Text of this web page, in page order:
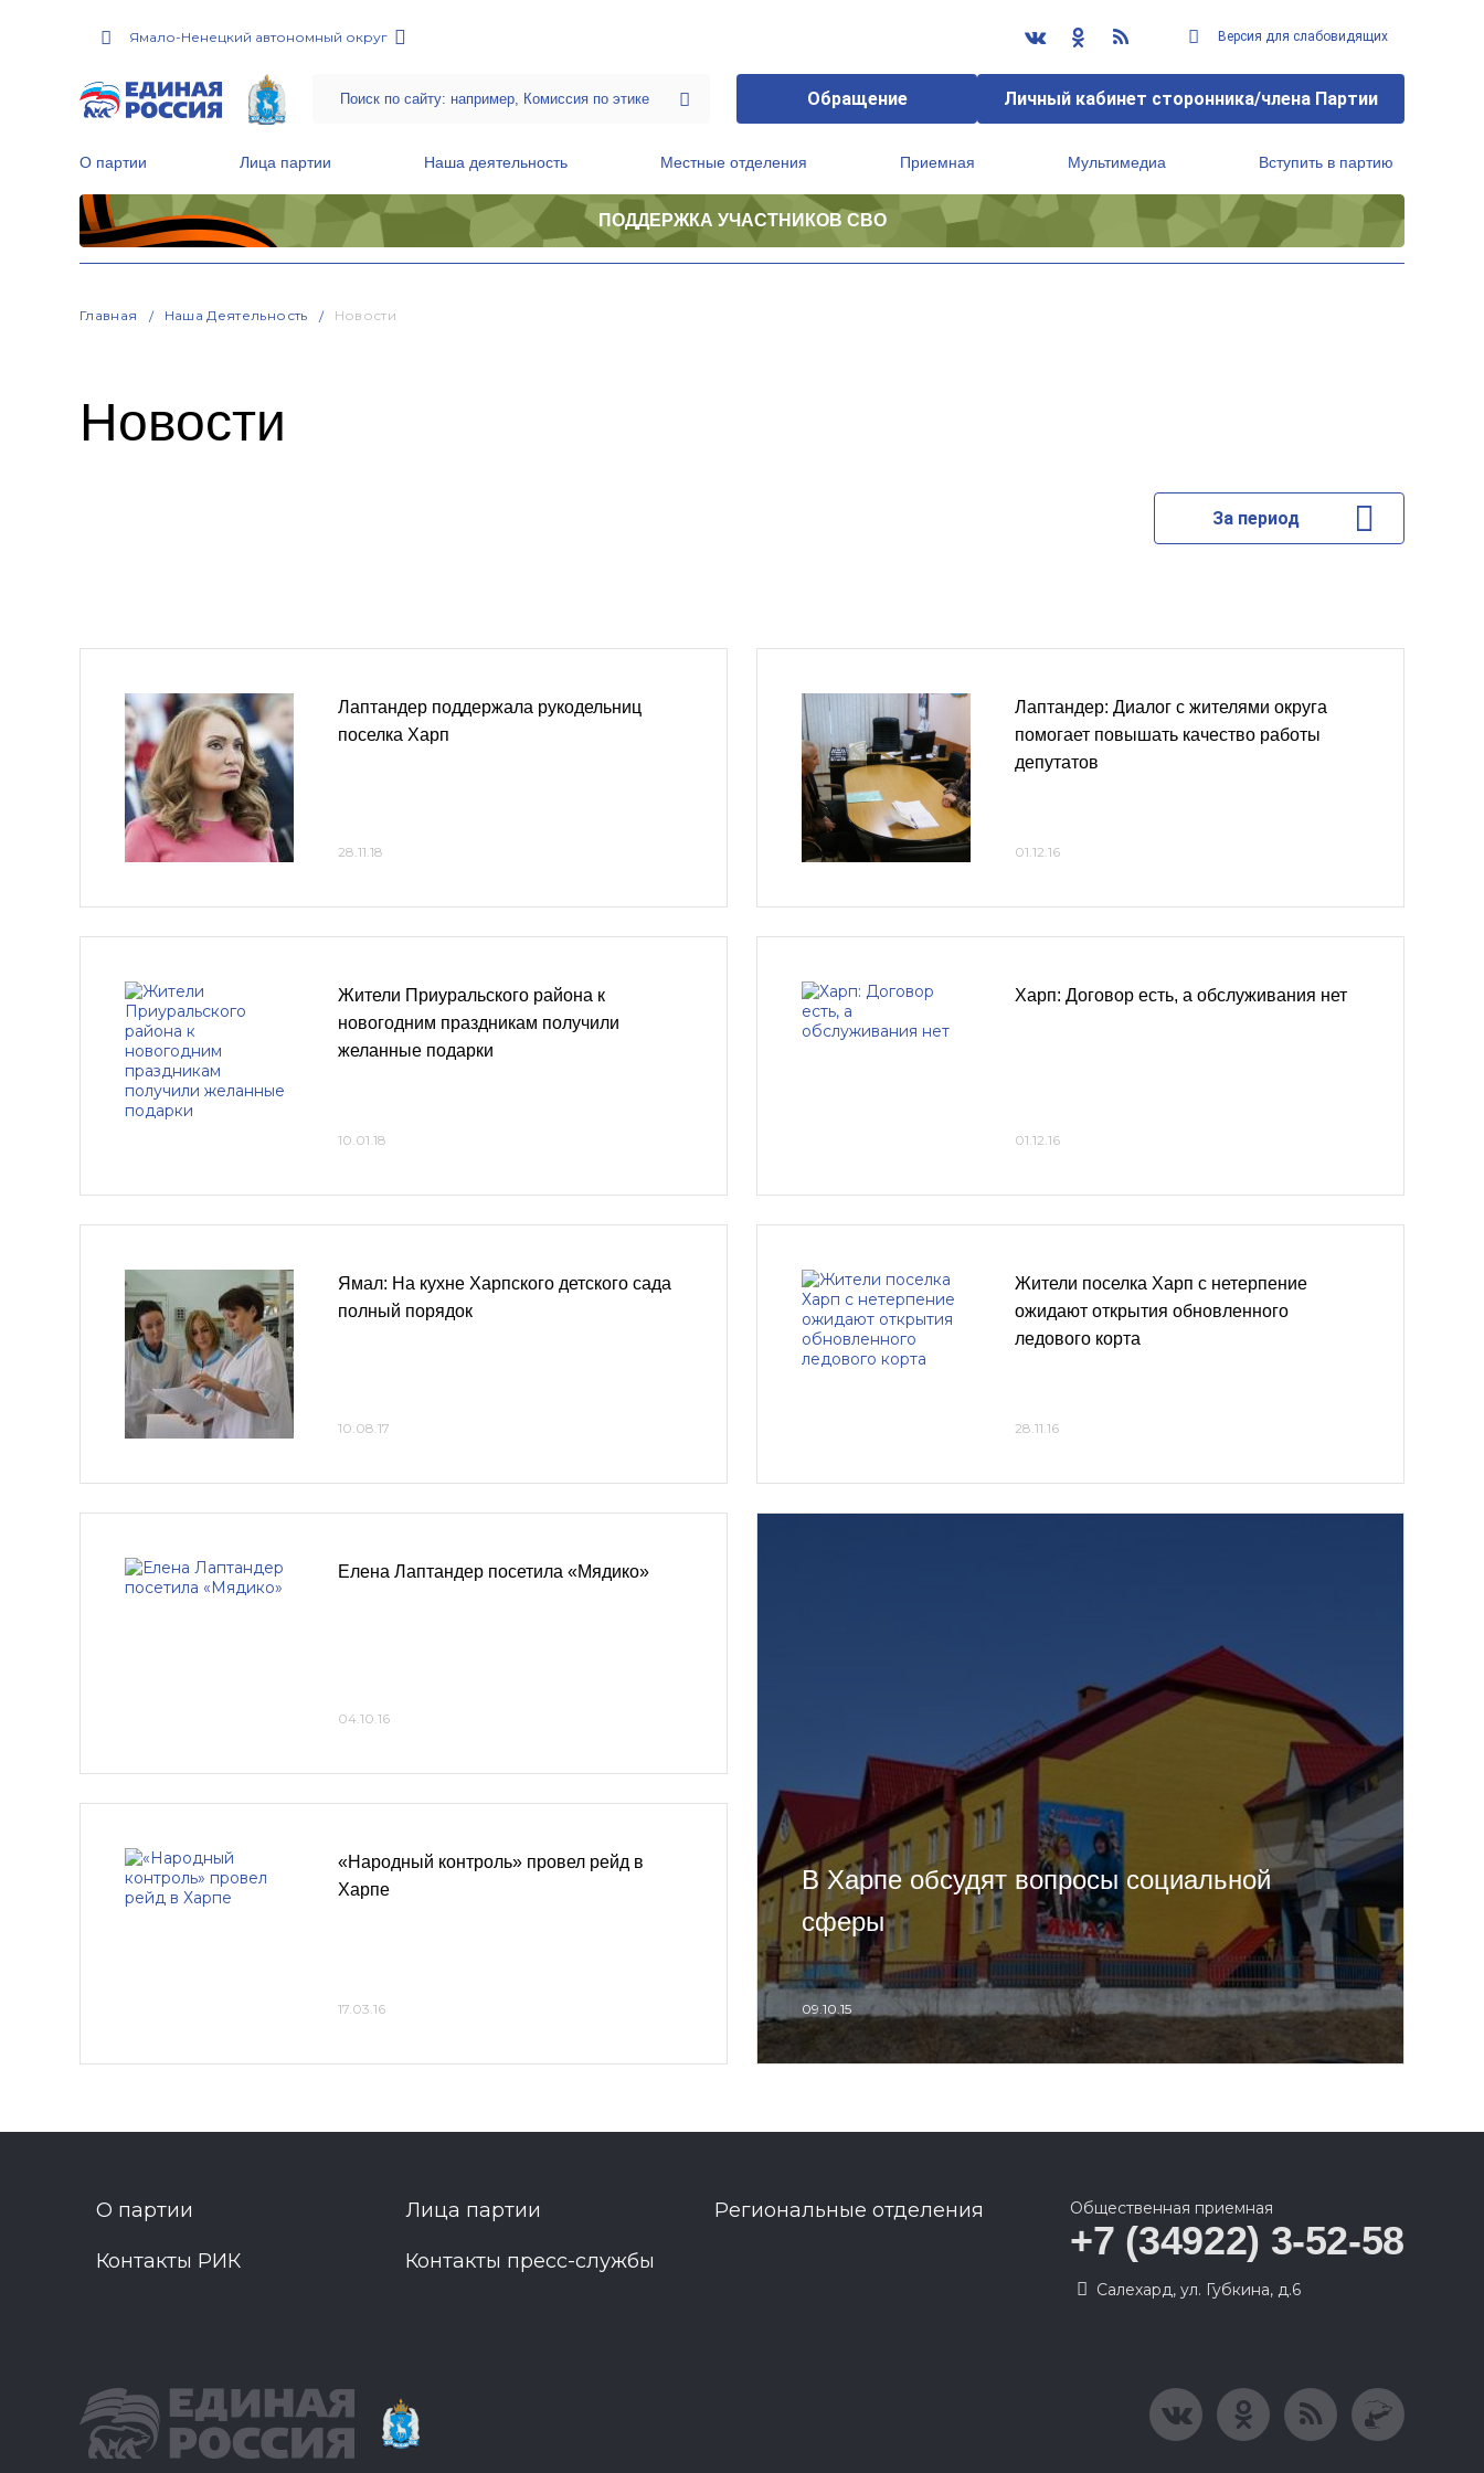
Ямало-Ненецкий автономный округ Версия для слабовидящих
Обращение Личный кабинет сторонника/члена Партии
О партии Лица партии Наша деятельность Местные отделения Приемная Мультимедиа Вступить в партию
ПОДДЕРЖКА УЧАСТНИКОВ СВО
Главная Наша Деятельность Новости
Новости
За период
Лаптандер поддержала рукодельниц
поселка Харп
28.11.18
Жители Приуральского района к
новогодним праздникам получили
желанные подарки
10.01.18
Ямал: На кухне Харпского детского сада
полный порядок
10.08.17
Лаптандер: Диалог с жителями округа
помогает повышать качество работы
депутатов
01.12.16
Харп: Договор есть, а обслуживания нет
01.12.16
Жители поселка Харп с нетерпение
ожидают открытия обновленного
ледового корта
28.11.16
Елена Лаптандер посетила «Мядико»
04.10.16
«Народный контроль» провел рейд в
Харпе
17.03.16
В Харпе обсудят вопросы социальной
сферы
09.10.15
О партии Лица партии Региональные отделения
Контакты РИК Контакты пресс-службы
Общественная приемная
+7 (34922) 3-52-58
Салехард, ул. Губкина, д.6